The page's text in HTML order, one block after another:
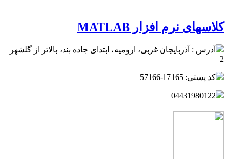
کلاسهای نرم افزار MATLAB
آدرس : آذربایجان غربی، ارومیه، ابتدای جاده بند، بالاتر از گلشهر
2
کد پستی: 17165-57166
04431980122